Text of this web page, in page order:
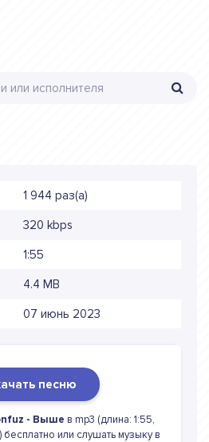
1 944 раз(а)
320 kbps
1:55
4.4 MB
07 июнь 2023
песню
- Выше в mp3 (длина: 1:55,
бесплатно или слушать музыку в